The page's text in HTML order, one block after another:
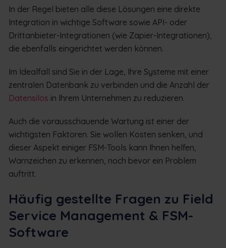
In der Regel bieten alle diese Lösungen eine direkte
Integration in wichtige Software sowie API- oder
Drittanbieter-Integrationen (wie Zapier-Integrationen),
die ebenfalls eingerichtet werden können.
Im Idealfall sind Sie in der Lage, Ihre Systeme mit einer
zentralen Datenbank zu verbinden und die Anzahl der
Datensilos in Ihrem Unternehmen zu reduzieren.
Auch die vorausschauende Wartung ist einer der
wichtigsten Faktoren. Sie wollen Kosten senken, und
dieser Aspekt einiger FSM-Tools kann Ihnen helfen,
Warnzeichen zu erkennen, noch bevor ein Problem
auftritt.
Häufig gestellte Fragen zu Field
Service Management & FSM-
Software